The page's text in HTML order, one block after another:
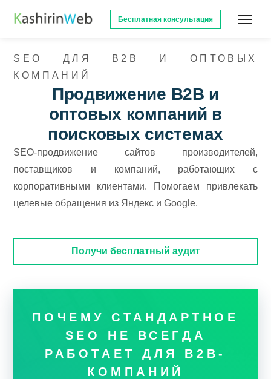
Бесплатная консультация
SEO ДЛЯ B2B И ОПТОВЫХ
КОМПАНИЙ
Продвижение B2B и
оптовых компаний в
поисковых системах
SEO-продвижение сайтов производителей,
поставщиков и компаний, работающих с
корпоративными клиентами. Помогаем привлекать
целевые обращения из Яндекс и Google.
Получи бесплатный аудит
ПОЧЕМУ СТАНДАРТНОЕ
SEO НЕ ВСЕГДА
РАБОТАЕТ ДЛЯ B2B-
КОМПАНИЙ